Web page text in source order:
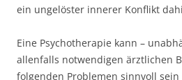
ein ungelöster innerer Konflikt
Eine Psychotherapie kann –
allenfalls notwendigen ärztlichen
folgenden Problemen sinnvoll sein